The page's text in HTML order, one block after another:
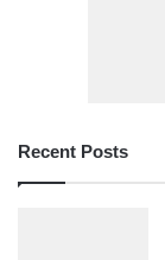
Recent Posts